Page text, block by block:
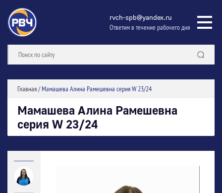
rvch-spb@yandex.ru
Ответим в течение рабочего дня
Главная/Мамашева Алина Рамешевна серия W 23/24
Мамашева Алина Рамешевна
серия W 23/24